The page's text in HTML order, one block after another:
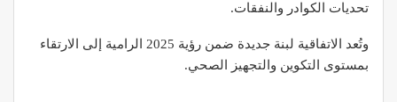
تحديات الكوادر والنفقات.
وتُعد الاتفاقية لبنة جديدة ضمن رؤية 2025 الرامية إلى الارتقاء
بمستوى التكوين والتجهيز الصحي.